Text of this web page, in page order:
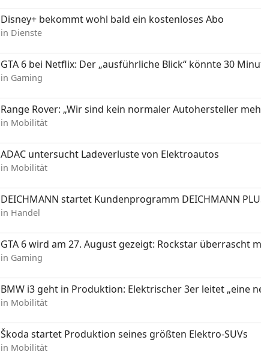
Disney+ bekommt wohl bald ein kostenloses Abo
in Dienste
GTA 6 bei Netflix: Der „ausführliche Blick“ könnte 30
in Gaming
Range Rover: „Wir sind kein normaler Autohersteller
in Mobilität
ADAC untersucht Ladeverluste von Elektroautos
in Mobilität
DEICHMANN startet Kundenprogramm DEICHMANN
in Handel
GTA 6 wird am 27. August gezeigt: Rockstar überrascht
in Gaming
BMW i3 geht in Produktion: Elektrischer 3er leitet „eine
in Mobilität
Škoda startet Produktion seines größten Elektro-SUVs
in Mobilität